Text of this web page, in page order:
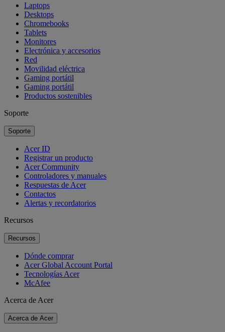
Laptops
Desktops
Chromebooks
Tablets
Monitores
Electrónica y accesorios
Red
Movilidad eléctrica
Gaming portátil
Gaming portátil
Productos sostenibles
Soporte
Soporte
Acer ID
Registrar un producto
Acer Community
Controladores y manuales
Respuestas de Acer
Contactos
Alertas y recordatorios
Recursos
Recursos
Dónde comprar
Acer Global Account Portal
Tecnologías Acer
McAfee
Acerca de Acer
Acerca de Acer